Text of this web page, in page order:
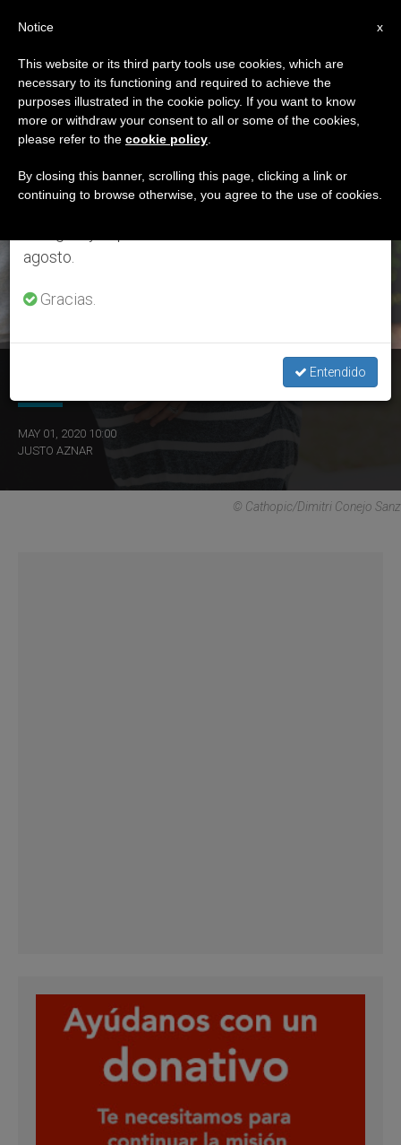
ETIQUETA
Posts Tagged
‘comienzo’
ÚLTIMAS NOTICIAS
MAY 01, 2020 10:00
JUSTO AZNAR
© Cathopic/Dimitri Conejo Sanz
×
Aviso importante
Del 27 de julio al 7 de agosto haremos la pausa
anual, aprovechando que en el periodo de verano
se generan menos informaciones y también el
agosto.
Gracias.
Entendido
x
Notice
This website or its third party tools use cookies, which are
necessary to its functioning and required to achieve the
purposes illustrated in the cookie policy. If you want to know
more or withdraw your consent to all or some of the cookies,
please refer to the cookie policy
By closing this banner, scrolling this page, clicking a link or
continuing to browse otherwise, you agree to the use of cookies.